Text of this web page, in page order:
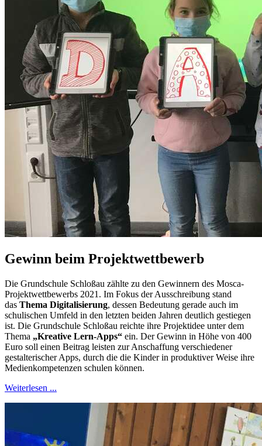
Gewinn beim Projektwettbewerb
Die Grundschule Schloßau zählte zu den Gewinnern des Mosca-
Projektwettbewerbs 2021. Im Fokus der Ausschreibung stand
das Thema Digitalisierung, dessen Bedeutung gerade auch im
schulischen Umfeld in den letzten beiden Jahren deutlich gestiegen
ist. Die Grundschule Schloßau reichte ihre Projektidee unter dem
Thema „Kreative Lern-Apps“ ein. Der Gewinn in Höhe von 400
Euro soll einen Beitrag leisten zur Anschaffung verschiedener
gestalterischer Apps, durch die die Kinder in produktiver Weise ihre
Medienkompetenzen schulen können.
Weiterlesen ...